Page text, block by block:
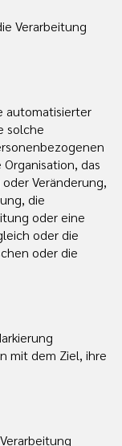
Verarbeitung
automatisierter
solche
das
Veränderung,
die
oder eine
oder die
oder die
mit dem Ziel, ihre